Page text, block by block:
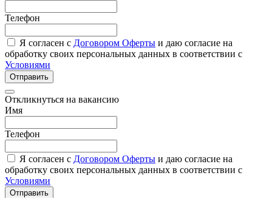
Телефон
Я согласен с Договором Оферты и даю согласие на
обработку своих персональных данных в соответствии с
Условиями
Отправить
Откликнуться на вакансию
Имя
Телефон
Я согласен с Договором Оферты и даю согласие на
обработку своих персональных данных в соответствии с
Условиями
Отправить